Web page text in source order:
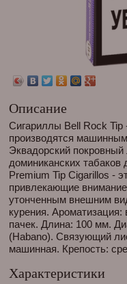
Описание
Сигариллы Bell Rock
производятся
Эквадорский
доминиканских
Premium Tip Cigarillos -
привлекающие
утонченным внешним
курения. Ароматизация:
пачек. Длина: 100 мм.
(Habano). Связующий
машинная. Крепость:
Характеристики